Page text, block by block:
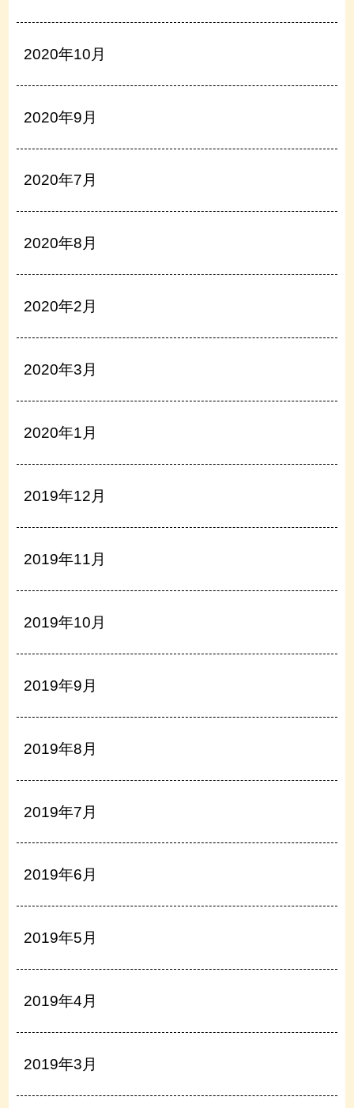
2020年10月
2020年9月
2020年7月
2020年8月
2020年2月
2020年3月
2020年1月
2019年12月
2019年11月
2019年10月
2019年9月
2019年8月
2019年7月
2019年6月
2019年5月
2019年4月
2019年3月